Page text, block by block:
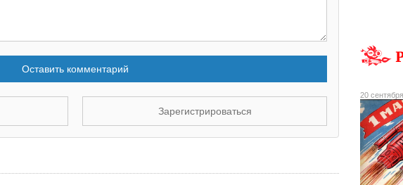
Оставить комментарий
Зарегистрироваться
20